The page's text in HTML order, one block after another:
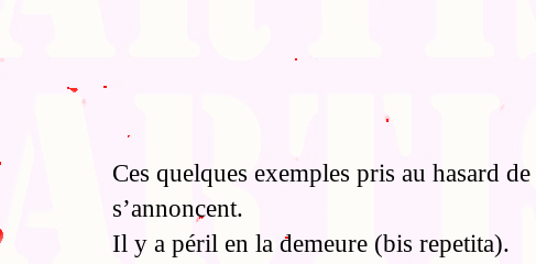
Ces quelques exemples pris au hasard
s’annoncent.
Il y a péril en la demeure (bis repetita).